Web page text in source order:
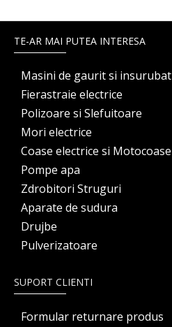
TE-AR MAI PUTEA INTERESA
Masini de gaurit si insurubat
Fierastraie electrice
Polizoare si Slefuitoare
Mori electrice
Coase electrice si Motocoase
Pompe apa
Zdrobitori Struguri
Aparate de sudura
Drujbe
Pulverizatoare
SUPORT CLIENTI
Formular returnare produs